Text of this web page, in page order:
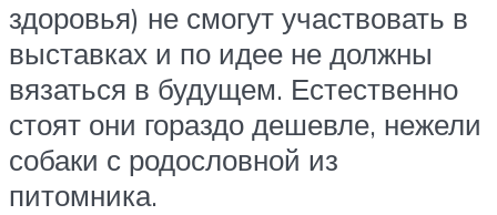
здоровья) не смогут участвовать в
выставках и по идее не должны
вязаться в будущем. Естественно
стоят они гораздо дешевле, нежели
собаки с родословной из
питомника.